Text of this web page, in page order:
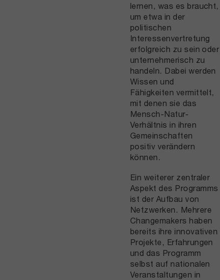
lernen, was es braucht,
um etwa in der
politischen
Interessenvertretung
erfolgreich zu sein oder
unternehmerisch zu
handeln. Dabei werden
Wissen und
Fähigkeiten vermittelt,
mit denen sie das
Mensch-Natur-
Verhältnis in ihren
Gemeinschaften
positiv verändern
können.
Ein weiterer zentraler
Aspekt des Programms
ist der Aufbau von
Netzwerken. Mehrere
Changemakers haben
bereits ihre innovativen
Projekte, Erfahrungen
und das Programm
selbst auf nationalen
Veranstaltungen in